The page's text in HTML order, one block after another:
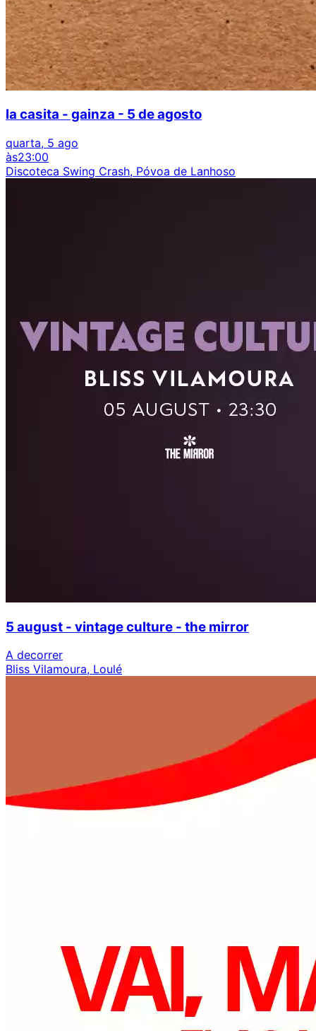
la casita - gainza - 5 de agosto
quarta, 5 ago
às23:00
Discoteca Swing Crash, Póvoa de Lanhoso
5 august - vintage culture - the mirror
A decorrer
Bliss Vilamoura, Loulé